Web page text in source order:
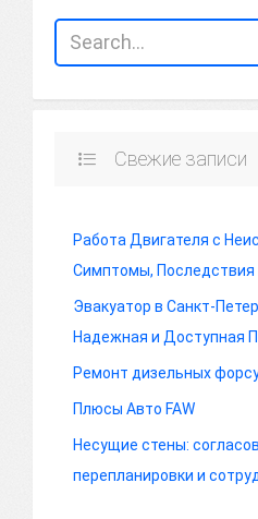
Свежие записи
Работа Двигателя с
Симптомы, Последствия
Эвакуатор в Санкт-
Надежная и Доступная
Ремонт дизельных
Плюсы Авто FAW
Несущие стены:
перепланировки и